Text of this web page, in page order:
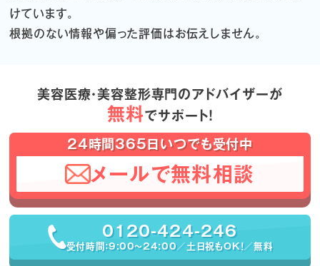
けています。
根拠のない情報や偏った評価はお伝えしません。
美容医療・美容整形専門のアドバイザーが
無料でサポート！
24時間365日いつでも受付中
メールで無料相談
0120-424-246
受付時間：9:00〜24:00／土日祝もOK！／無料